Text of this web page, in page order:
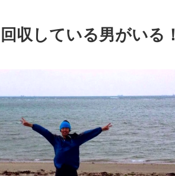
収している男がいる！